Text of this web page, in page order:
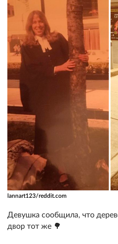
lannart123/reddit.com
Девушка сообщила, что
двор тот же 🌳